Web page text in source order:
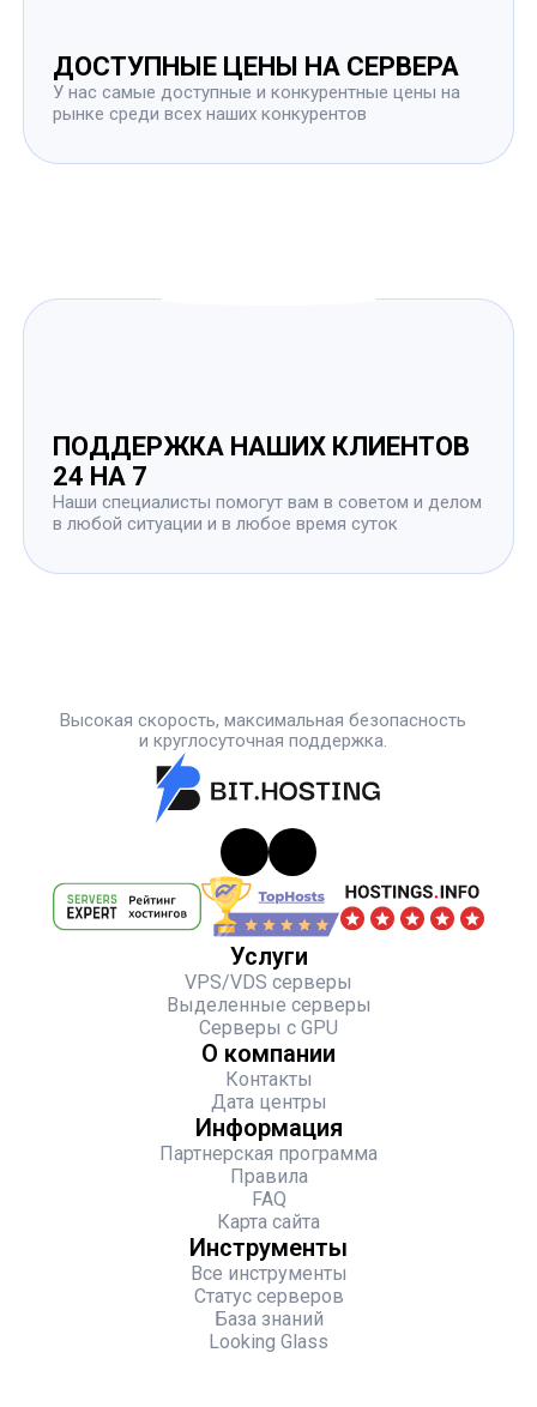
ДОСТУПНЫЕ ЦЕНЫ НА СЕРВЕРА
У нас самые доступные и конкурентные цены на
рынке среди всех наших конкурентов
ПОДДЕРЖКА НАШИХ КЛИЕНТОВ
24 НА 7
Наши специалисты помогут вам в советом и делом
в любой ситуации и в любое время суток
Высокая скорость, максимальная безопасность
и круглосуточная поддержка.
Услуги
VPS/VDS серверы
Выделенные серверы
Серверы с GPU
О компании
Контакты
Дата центры
Информация
Партнерская программа
Правила
FAQ
Карта сайта
Инструменты
Все инструменты
Статус серверов
База знаний
Looking Glass